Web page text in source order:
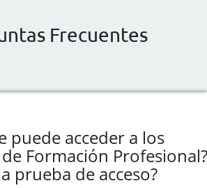
Frecuentes
puede acceder a los
Formación Profesional?
prueba de acceso?